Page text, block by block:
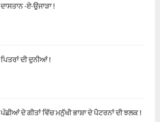
ਦਾਸਤਾਨ -ਏ-ਉਜਾੜਾ !
ਪਿਤਰਾਂ ਦੀ ਦੁਨੀਆਂ !
ਪੰਛੀਆਂ ਦੇ ਗੀਤਾਂ ਵਿੱਚ ਮਨੁੱਖੀ ਭਾਸ਼ਾ ਦੇ ਪੈਟਰਨਾਂ ਦੀ ਝਲਕ !